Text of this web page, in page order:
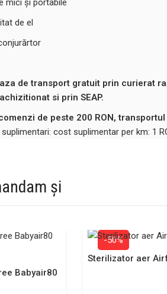
mici și portabile
de el
de transport gratuit prin curierat
si prin SEAP.
de peste 200 RON,
cost suplimentar per km: 1
și
Babyair80
-50%
Sterilizator aer